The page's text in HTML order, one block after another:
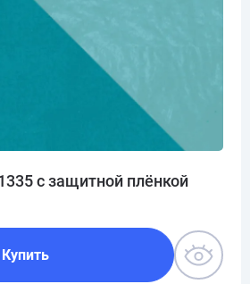
с защитной плёнкой
Купить